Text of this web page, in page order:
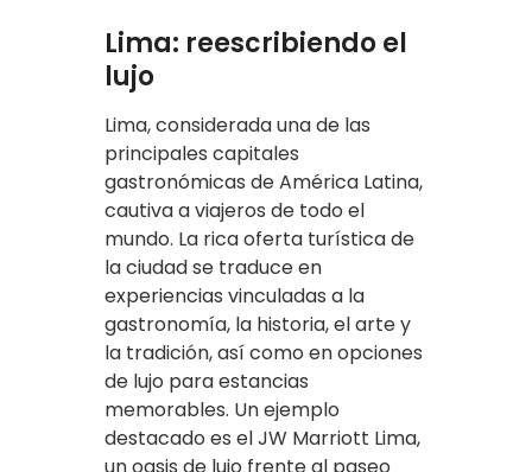
Lima: reescribiendo el
lujo
Lima, considerada una de las
principales capitales
gastronómicas de América Latina,
cautiva a viajeros de todo el
mundo. La rica oferta turística de
la ciudad se traduce en
experiencias vinculadas a la
gastronomía, la historia, el arte y
la tradición, así como en opciones
de lujo para estancias
memorables. Un ejemplo
destacado es el JW Marriott Lima,
un oasis de lujo frente al paseo